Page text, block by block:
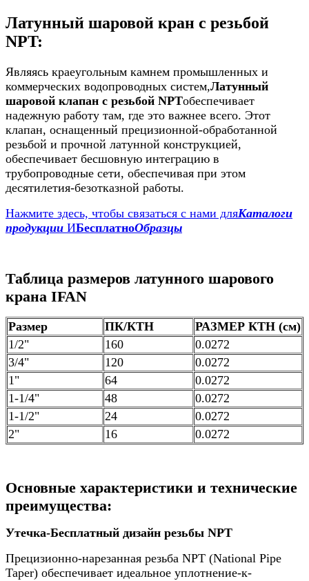
Латунный шаровой кран с резьбой
NPT:
Являясь краеугольным камнем промышленных и
коммерческих водопроводных систем,Латунный
шаровой клапан с резьбой NPTобеспечивает
надежную работу там, где это важнее всего. Этот
клапан, оснащенный прецизионной-обработанной
резьбой и прочной латунной конструкцией,
обеспечивает бесшовную интеграцию в
трубопроводные сети, обеспечивая при этом
десятилетия-безотказной работы.
Нажмите здесь, чтобы связаться с нами дляКаталоги
продукции ИБесплатноОбразцы
Таблица размеров латунного шарового
крана IFAN
Размер ПК/КТН
РАЗМЕР КТН (см)
1/2"
160
0.0272
3/4"
120
0.0272
1"
64
0.0272
1-1/4"
48
0.0272
1-1/2"
24
0.0272
2"
16 0.0272
Основные характеристики и технические
преимущества:
Утечка-Бесплатный дизайн резьбы NPT
Прецизионно-нарезанная резьба NPT (National Pipe
Taper) обеспечивает идеальное уплотнение-к-